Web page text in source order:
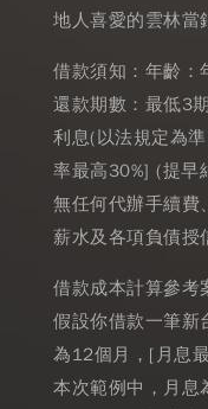
地人喜愛的雲林當
借款須知：年齡：
還款期數：最低3
利息(以法規定為
率最高30%] (提早
無任何代辦手續費
薪水及各項負債授
借款成本計算參考
假設你借款一筆
為12個月，[月息
本次範例中，月息